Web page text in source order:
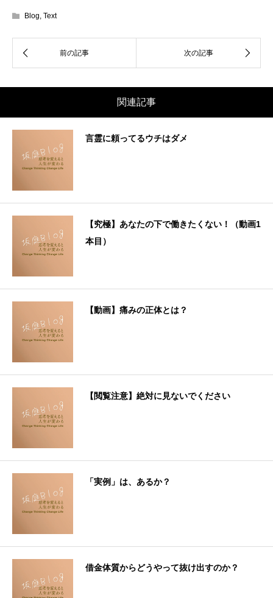
Blog, Text
関連記事
言霊に頼ってるウチはダメ
【究極】あなたの下で働きたくない！（動画1
本目）
【動画】痛みの正体とは？
【閲覧注意】絶対に見ないでください
「実例」は、あるか？
借金体質からどうやって抜け出すのか？